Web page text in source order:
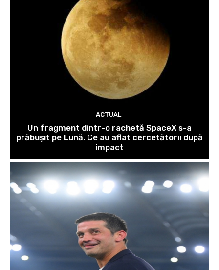
ACTUAL
Un fragment dintr-o rachetă SpaceX s-a
prăbușit pe Lună. Ce au aflat cercetătorii după
impact